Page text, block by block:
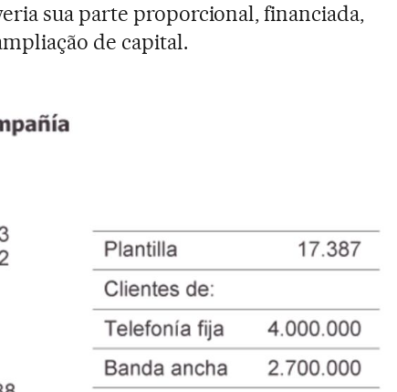
sua parte proporcional, financiada,
de capital.